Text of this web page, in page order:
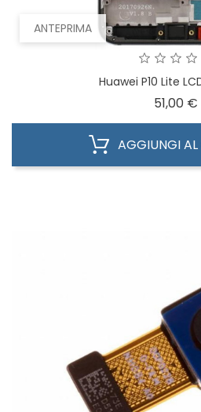
ANTEPRIMA
Huawei P10 Lite
51,00 €
AGGIUNGI AL